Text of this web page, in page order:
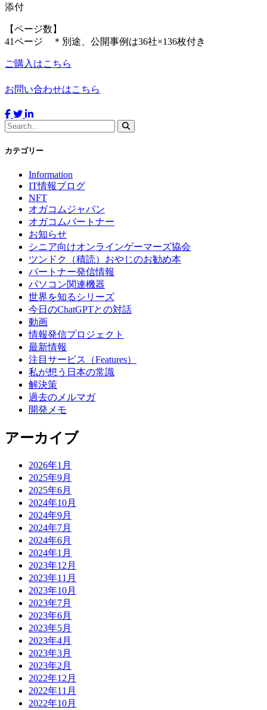
添付
【ページ数】
41ページ ＊別途、公開事例は36社×136枚付き
ご購入はこちら
お問い合わせはこちら
カテゴリー
Information
IT情報ブログ
NFT
オガコムジャパン
オガコムパートナー
お知らせ
シニア向けオンラインゲーマーズ協会
ツンドク（積読）おやじのお勧め本
パートナー発信情報
パソコン関連機器
世界を知るシリーズ
今日のChatGPTとの対話
動画
情報発信プロジェクト
最新情報
注目サービス（Features）
私が想う日本の常識
解決策
過去のメルマガ
開発メモ
アーカイブ
2026年1月
2025年9月
2025年6月
2024年10月
2024年9月
2024年7月
2024年6月
2024年1月
2023年12月
2023年11月
2023年10月
2023年7月
2023年6月
2023年5月
2023年4月
2023年3月
2023年2月
2022年12月
2022年11月
2022年10月